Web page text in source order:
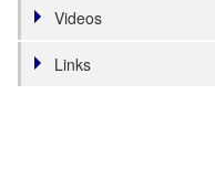
Videos
Links